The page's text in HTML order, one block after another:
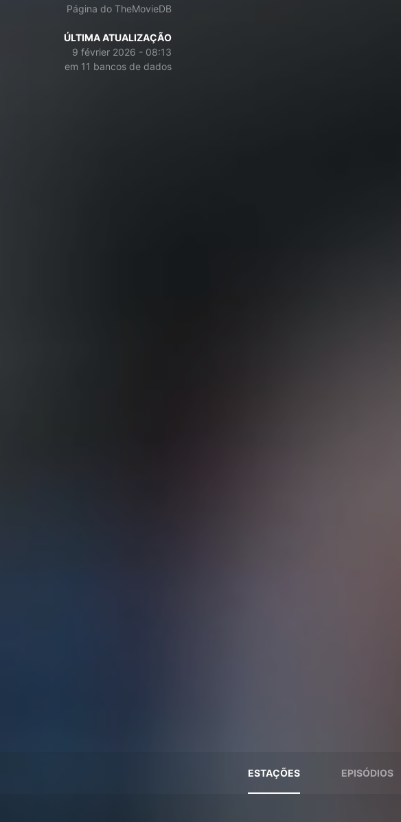
Página do TheMovieDB
ÚLTIMA ATUALIZAÇÃO
9 février 2026 - 08:13
em 11 bancos de dados
ESTAÇÕES EPISÓDIOS